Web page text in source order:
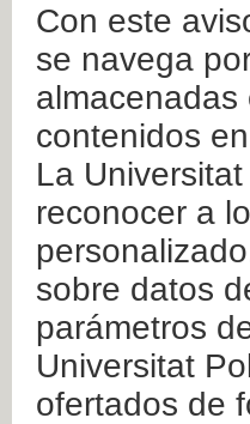
Con este
se navega
contenidos
La
reconocer a
sobre datos
parámetros
Universitat
ofertados de